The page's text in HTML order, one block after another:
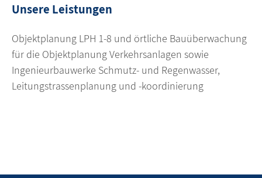
Unsere Leistungen
Objektplanung LPH 1-8 und örtliche Bauüberwachung
für die Objektplanung Verkehrsanlagen sowie
Ingenieurbauwerke Schmutz- und Regenwasser,
Leitungstrassenplanung und -koordinierung